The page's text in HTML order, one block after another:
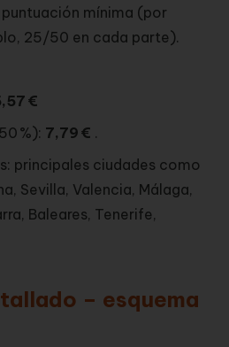
mínima (por
25/50 en cada parte).
€
%): 7,79 € .
principales ciudades como
Sevilla, Valencia, Málaga,
Baleares, Tenerife,
– esquema